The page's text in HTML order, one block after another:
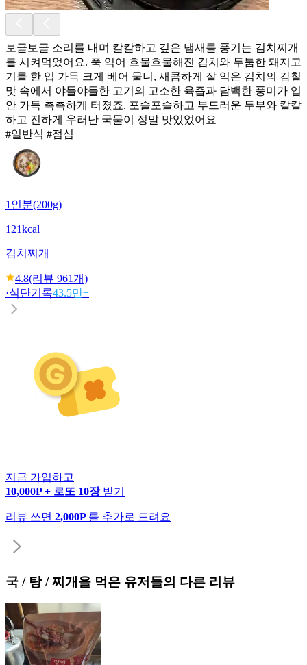
보글보글 소리를 내며 칼칼하고 깊은 냄새를 풍기는 김치찌개
를 시켜먹었어요. 푹 익어 흐물흐물해진 김치와 두툼한 돼지고
기를 한 입 가득 크게 베어 물니, 새콤하게 잘 익은 김치의 감칠
맛 속에서 야들야들한 고기의 고소한 육즙과 담백한 풍미가 입
안 가득 촉촉하게 터졌죠. 포슬포슬하고 부드러운 두부와 칼칼
하고 진하게 우러난 국물이 정말 맛있었어요
#일반식 #점심
1인분(200g)
121kcal
김치찌개
4.8(리뷰 961개)
·식단기록43.5만+
지금 가입하고
10,000P + 로또 10장 받기
리뷰 쓰면 2,000P 를 추가로 드려요
국 / 탕 / 찌개 을 먹은 유저들의 다른 리뷰